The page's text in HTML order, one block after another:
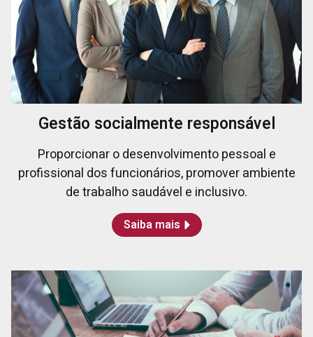
Gestão socialmente responsável
Proporcionar o desenvolvimento pessoal e
profissional dos funcionários, promover ambiente
de trabalho saudável e inclusivo.
Saiba mais